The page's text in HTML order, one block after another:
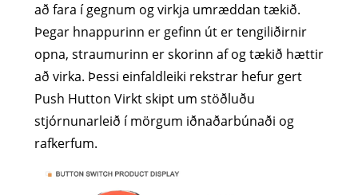
að fara í gegnum og virkja umræddan tækið.
Þegar hnappurinn er gefinn út er tengiliðirnir
opna, straumurinn er skorinn af og tækið hættir
að virka. Þessi einfaldleiki rekstrar hefur gert
Push Hutton Virkt skipt um stöðluðu
stjórnunarleið í mörgum iðnaðarbúnaði og
rafkerfum.